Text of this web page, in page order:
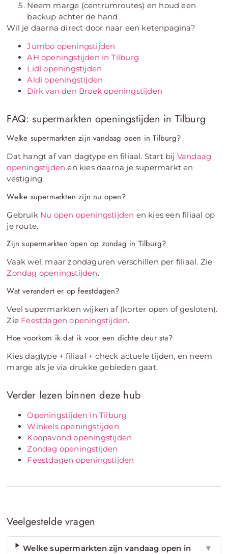
Neem marge (centrumroutes) en houd een
backup achter de hand
Wil je daarna direct door naar een ketenpagina?
Jumbo openingstijden
AH openingstijden in Tilburg
Lidl openingstijden
Aldi openingstijden
Dirk van den Broek openingstijden
FAQ: supermarkten openingstijden in Tilburg
Welke supermarkten zijn vandaag open in Tilburg?
Dat hangt af van dagtype en filiaal. Start bij Vandaag
openingstijden en kies daarna je supermarkt en
vestiging.
Welke supermarkten zijn nu open?
Gebruik Nu open openingstijden en kies een filiaal op
je route.
Zijn supermarkten open op zondag in Tilburg?
Vaak wel, maar zondaguren verschillen per filiaal. Zie
Zondag openingstijden.
Wat verandert er op feestdagen?
Veel supermarkten wijken af (korter open of gesloten).
Zie Feestdagen openingstijden.
Hoe voorkom ik dat ik voor een dichte deur sta?
Kies dagtype + filiaal + check actuele tijden, en neem
marge als je via drukke gebieden gaat.
Verder lezen binnen deze hub
Openingstijden in Tilburg
Winkels openingstijden
Koopavond openingstijden
Zondag openingstijden
Feestdagen openingstijden
Veelgestelde vragen
Welke supermarkten zijn vandaag open in
▼